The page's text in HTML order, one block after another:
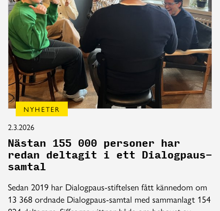
NYHETER
2.3.2026
Nästan 155 000 personer har
redan deltagit i ett Dialogpaus-
samtal
Sedan 2019 har Dialogpaus-stiftelsen fått kännedom om
13 368 ordnade Dialogpaus-samtal med sammanlagt 154